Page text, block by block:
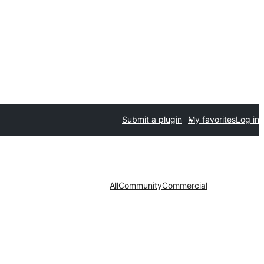
Submit a plugin My favoritesLog in
AllCommunityCommercial